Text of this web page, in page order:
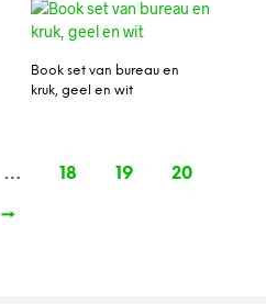
Book set van bureau en
kruk, geel en wit
… 18 19 20
→